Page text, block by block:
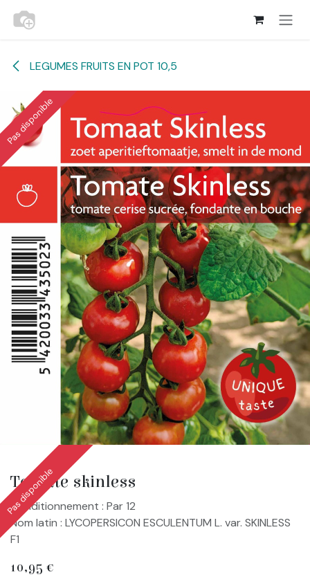
Se rendre au contenu
LEGUMES FRUITS EN POT 10,5
Pas disponible
Tomate skinless
Pas disponible
Conditionnement : Par 12
Nom latin : LYCOPERSICON ESCULENTUM L. var. SKINLESS
F1
10,95 €